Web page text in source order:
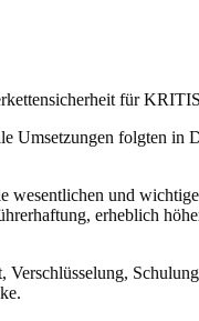
für
folgten in
und
erheblich